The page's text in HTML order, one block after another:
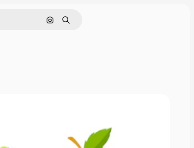
Pesquisar por imagem
Buscar